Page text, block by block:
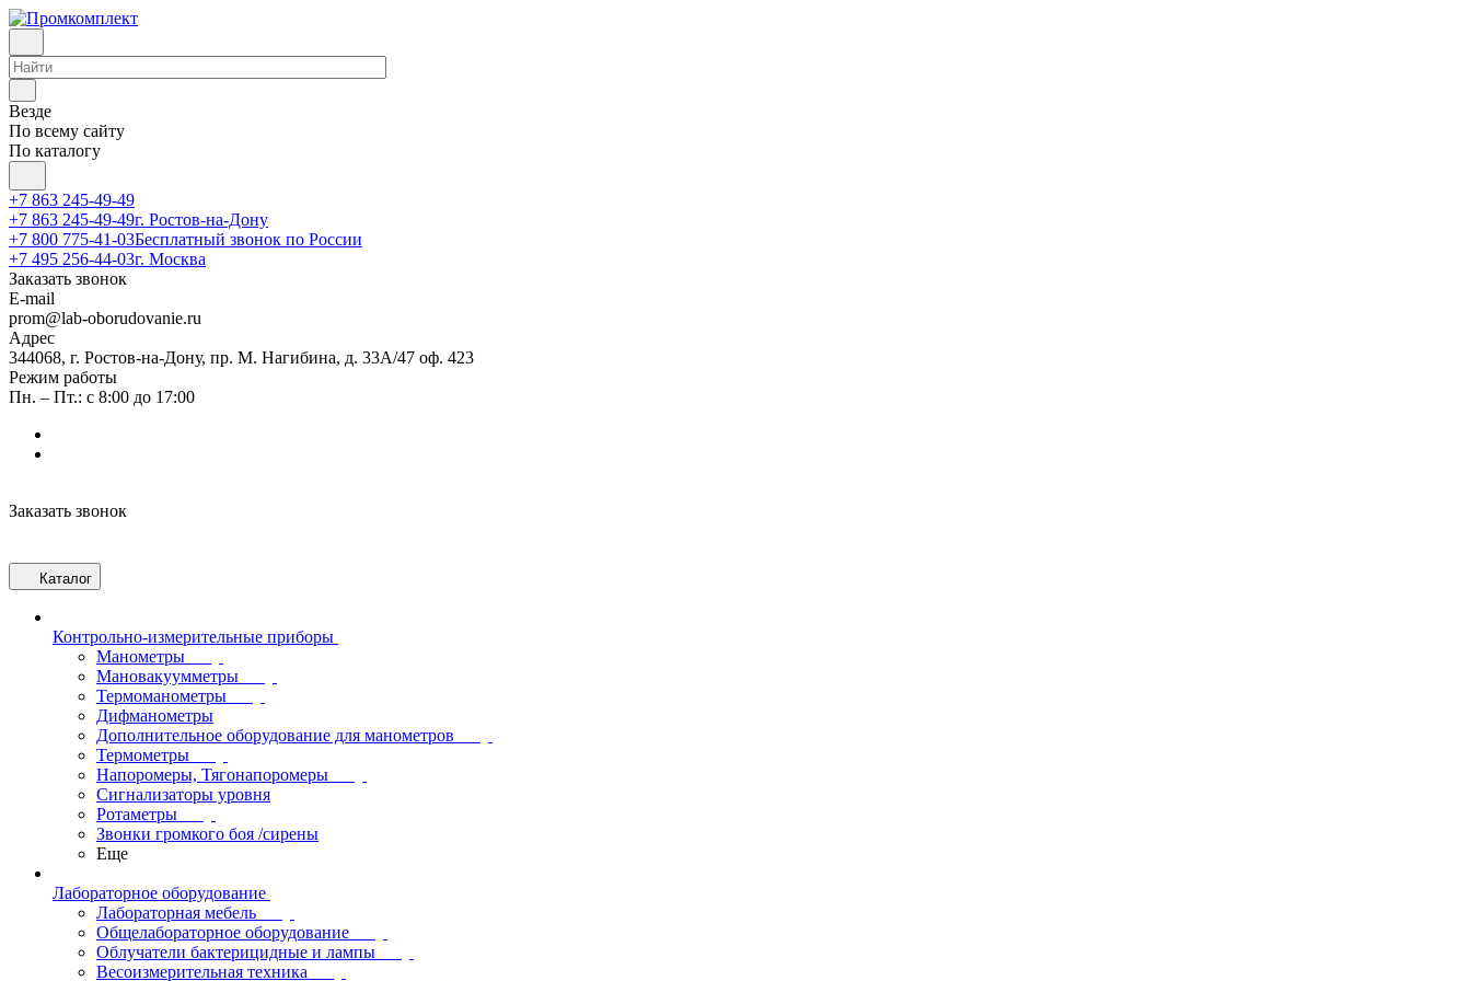
Везде
По всему сайту
По каталогу
+7 863 245-49-49
+7 863 245-49-49г. Ростов-на-Дону
+7 800 775-41-03Бесплатный звонок по России
+7 495 256-44-03г. Москва
Заказать звонок
E-mail
prom@lab-oborudovanie.ru
Адрес
344068, г. Ростов-на-Дону, пр. М. Нагибина, д. 33А/47 оф. 423
Режим работы
Пн. – Пт.: с 8:00 до 17:00
Заказать звонок
Каталог
Контрольно-измерительные приборы
Манометры
Мановакуумметры
Термоманометры
Дифманометры
Дополнительное оборудование для манометров
Термометры
Напоромеры, Тягонапоромеры
Сигнализаторы уровня
Ротаметры
Звонки громкого боя /сирены
Еще
Лабораторное оборудование
Лабораторная мебель
Общелабораторное оборудование
Облучатели бактерицидные и лампы
Весоизмерительная техника